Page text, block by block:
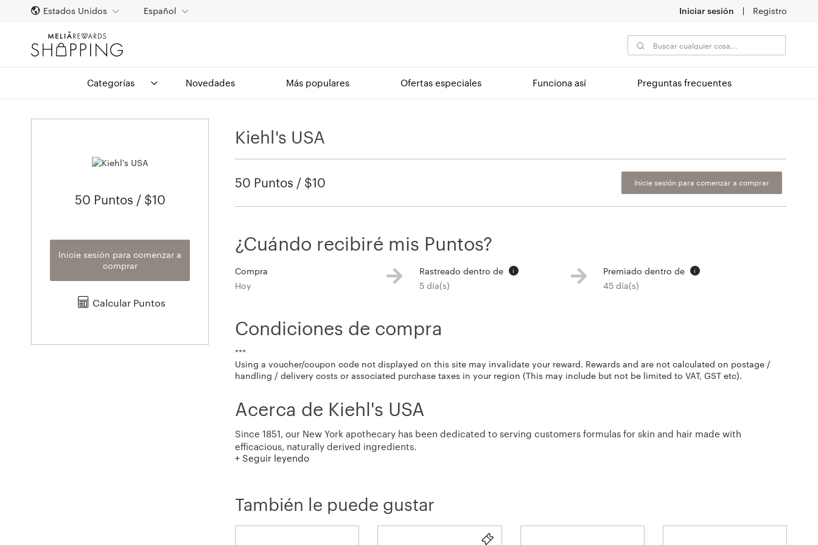
Iniciar sesión Registro
Estados Unidos Español
Categorías Novedades Más populares Ofertas especiales Funciona así Preguntas frecuentes
50 Puntos / $10
Inicie sesión para comenzar a
comprar
Calcular Puntos
Kiehl's USA
50 Puntos / $10 Inicie sesión para comenzar a comprar
¿Cuándo recibiré mis Puntos?
Compra
Hoy
Rastreado dentro de i
5 día(s)
Premiado dentro de i
45 día(s)
Condiciones de compra
***
Using a voucher/coupon code not displayed on this site may invalidate your reward. Rewards and are not calculated on postage /
handling / delivery costs or associated purchase taxes in your region (This may include but not be limited to VAT, GST etc).
Acerca de Kiehl's USA
Since 1851, our New York apothecary has been dedicated to serving customers formulas for skin and hair made with
efficacious, naturally derived ingredients.
All of us at Kiehl’s Since 1851 would like to extend a heartfelt greeting to our customers everywhere! Although our products
+ Seguir leyendo
También le puede gustar